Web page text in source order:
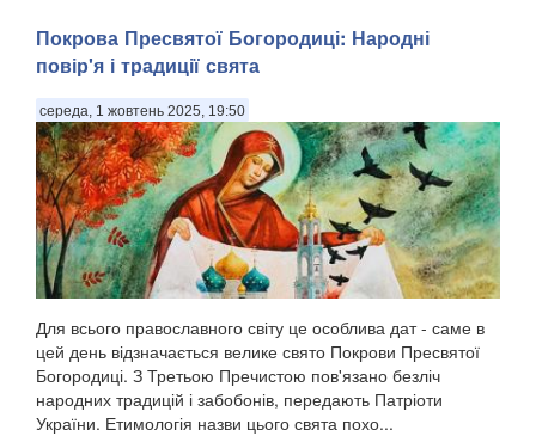
Покрова Пресвятої Богородиці: Народні
повір'я і традиції свята
середа, 1 жовтень 2025, 19:50
Для всього православного світу це особлива дат - саме в
цей день відзначається велике свято Покрови Пресвятої
Богородиці. З Третьою Пречистою пов'язано безліч
народних традицій і забобонів, передають Патріоти
України. Етимологія назви цього свята похо...